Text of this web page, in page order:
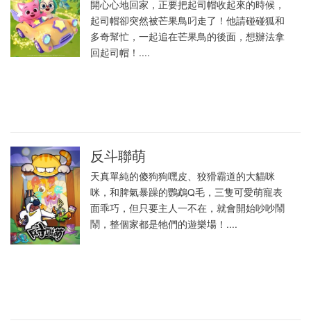
開心心地回家，正要把起司帽收起來的時候，
起司帽卻突然被芒果鳥叼走了！他請碰碰狐和
多奇幫忙，一起追在芒果鳥的後面，想辦法拿
回起司帽！....
反斗聯萌
天真單純的傻狗狗嘿皮、狡猾霸道的大貓咪
咪，和脾氣暴躁的鸚鵡Q毛，三隻可愛萌寵表
面乖巧，但只要主人一不在，就會開始吵吵鬧
鬧，整個家都是牠們的遊樂場！....